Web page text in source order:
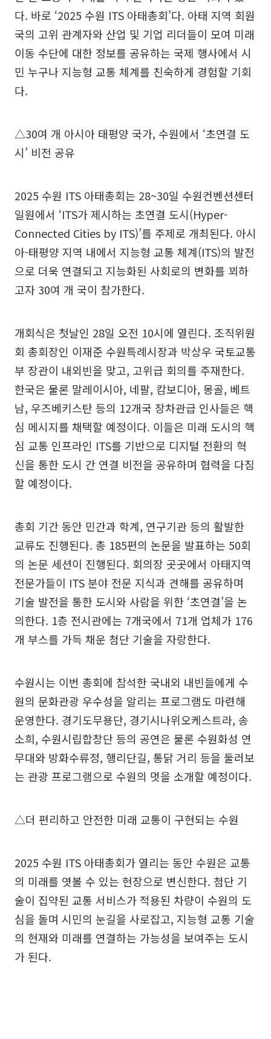
다. 바로 ‘2025 수원 ITS 아태총회’다. 아태 지역 회원
국의 고위 관계자와 산업 및 기업 리더들이 모여 미래
이동 수단에 대한 정보를 공유하는 국제 행사에서 시
민 누구나 지능형 교통 체계를 친숙하게 경험할 기회
다.
△30여 개 아시아 태평양 국가, 수원에서 ‘초연결 도
시’ 비전 공유
2025 수원 ITS 아태총회는 28~30일 수원컨벤션센터
일원에서 ‘ITS가 제시하는 초연결 도시(Hyper-
Connected Cities by ITS)’를 주제로 개최된다. 아시
아-태평양 지역 내에서 지능형 교통 체계(ITS)의 발전
으로 더욱 연결되고 지능화된 사회로의 변화를 꾀하
고자 30여 개 국이 참가한다.
개회식은 첫날인 28일 오전 10시에 열린다. 조직위원
회 총회장인 이재준 수원특례시장과 박상우 국토교통
부 장관이 내외빈을 맞고, 고위급 회의를 주재한다.
한국은 물론 말레이시아, 네팔, 캄보디아, 몽골, 베트
남, 우즈베키스탄 등의 12개국 장차관급 인사들은 핵
심 메시지를 채택할 예정이다. 이들은 미래 도시의 핵
심 교통 인프라인 ITS를 기반으로 디지털 전환의 혁
신을 통한 도시 간 연결 비전을 공유하며 협력을 다짐
할 예정이다.
총회 기간 동안 민간과 학계, 연구기관 등의 활발한
교류도 진행된다. 총 185편의 논문을 발표하는 50회
의 논문 세션이 진행된다. 회의장 곳곳에서 아태지역
전문가들이 ITS 분야 전문 지식과 견해를 공유하며
기술 발전을 통한 도시와 사람을 위한 ‘초연결’을 논
의한다. 1층 전시관에는 7개국에서 71개 업체가 176
개 부스를 가득 채운 첨단 기술을 자랑한다.
수원시는 이번 총회에 참석한 국내외 내빈들에게 수
원의 문화관광 우수성을 알리는 프로그램도 마련해
운영한다. 경기도무용단, 경기시나위오케스트라, 송
소희, 수원시립합창단 등의 공연은 물론 수원화성 연
무대와 방화수류정, 행리단길, 통닭 거리 등을 둘러보
는 관광 프로그램으로 수원의 멋을 소개할 예정이다.
△더 편리하고 안전한 미래 교통이 구현되는 수원
2025 수원 ITS 아태총회가 열리는 동안 수원은 교통
의 미래를 엿볼 수 있는 현장으로 변신한다. 첨단 기
술이 집약된 교통 서비스가 적용된 차량이 수원의 도
심을 돌며 시민의 눈길을 사로잡고, 지능형 교통 기술
의 현재와 미래를 연결하는 가능성을 보여주는 도시
가 된다.